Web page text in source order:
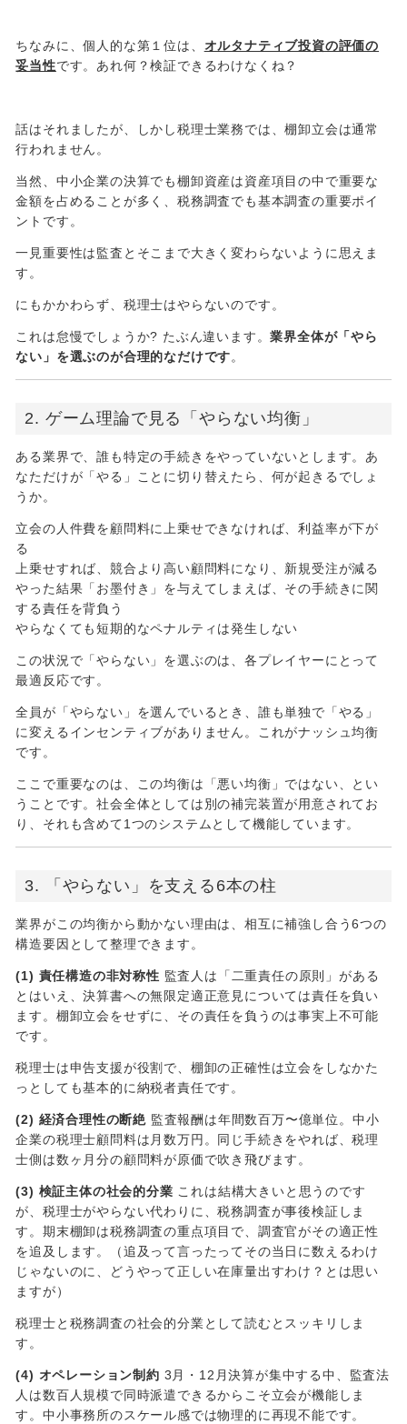
ちなみに、個人的な第１位は、 オルタナティブ投資の評価の
妥当性です。あれ何？検証できるわけなくね？
話はそれましたが、しかし税理士業務では、棚卸立会は通常
行われません。
当然、中小企業の決算でも棚卸資産は資産項目の中で重要な
金額を占めることが多く、税務調査でも基本調査の重要ポイ
ントです。
一見重要性は監査とそこまで大きく変わらないように思えま
す。
にもかかわらず、税理士はやらないのです。
これは怠慢でしょうか? たぶん違います。業界全体が「やら
ない」を選ぶのが合理的なだけです。
2. ゲーム理論で見る「やらない均衡」
ある業界で、誰も特定の手続きをやっていないとします。あ
なただけが「やる」ことに切り替えたら、何が起きるでしょ
うか。
立会の人件費を顧問料に上乗せできなければ、利益率が下が
る
上乗せすれば、競合より高い顧問料になり、新規受注が減る
やった結果「お墨付き」を与えてしまえば、その手続きに関
する責任を背負う
やらなくても短期的なペナルティは発生しない
この状況で「やらない」を選ぶのは、各プレイヤーにとって
最適反応です。
全員が「やらない」を選んでいるとき、誰も単独で「やる」
に変えるインセンティブがありません。これがナッシュ均衡
です。
ここで重要なのは、この均衡は「悪い均衡」ではない、とい
うことです。社会全体としては別の補完装置が用意されてお
り、それも含めて1つのシステムとして機能しています。
3. 「やらない」を支える6本の柱
業界がこの均衡から動かない理由は、相互に補強し合う6つの
構造要因として整理できます。
(1) 責任構造の非対称性 監査人は「二重責任の原則」がある
とはいえ、決算書への無限定適正意見については責任を負い
ます。棚卸立会をせずに、その責任を負うのは事実上不可能
です。
税理士は申告支援が役割で、棚卸の正確性は立会をしなかた
っとしても基本的に納税者責任です。
(2) 経済合理性の断絶 監査報酬は年間数百万〜億単位。中小
企業の税理士顧問料は月数万円。同じ手続きをやれば、税理
士側は数ヶ月分の顧問料が原価で吹き飛びます。
(3) 検証主体の社会的分業 これは結構大きいと思うのです
が、税理士がやらない代わりに、税務調査が事後検証しま
す。期末棚卸は税務調査の重点項目で、調査官がその適正性
を追及します。（追及って言ったってその当日に数えるわけ
じゃないのに、どうやって正しい在庫量出すわけ？とは思い
ますが）
税理士と税務調査の社会的分業として読むとスッキリしま
す。
(4) オペレーション制約 3月・12月決算が集中する中、監査法
人は数百人規模で同時派遣できるからこそ立会が機能しま
す。中小事務所のスケール感では物理的に再現不能です。